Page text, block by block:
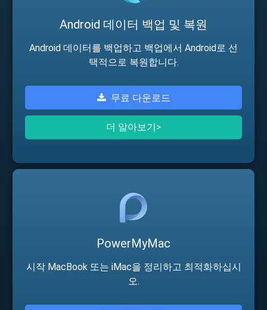
Android 데이터 백업 및 복원
Android 데이터를 백업하고 백업에서 Android로 선
택적으로 복원합니다.
무료 다운로드
더 알아보기>
PowerMyMac
시작 MacBook 또는 iMac을 정리하고 최적화하십시
오.